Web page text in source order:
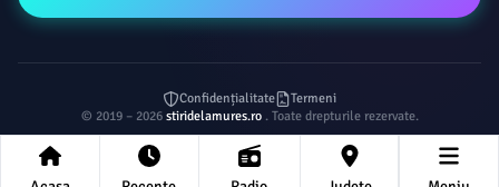
Confidențialitate
Termeni
© 2019 – 2026 stiridelamures.ro . Toate drepturile rezervate.